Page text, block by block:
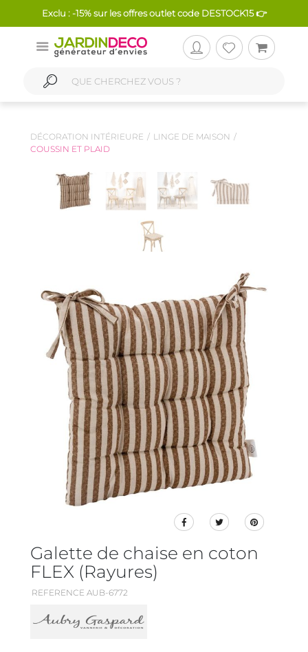
Exclu : -15% sur les offres outlet code DESTOCK15 👉
DÉCORATION INTÉRIEURE
LINGE DE MAISON
COUSSIN ET PLAID
Galette de chaise en coton
FLEX (Rayures)
REFERENCE AUB-6772